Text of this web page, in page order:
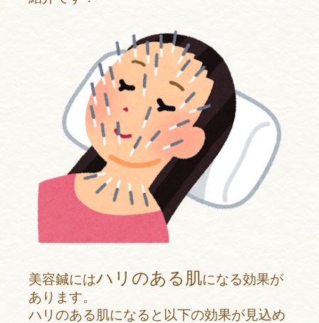
美容鍼にはハリのある肌になる効果が
あります。
ハリのある肌になると以下の効果が見込め